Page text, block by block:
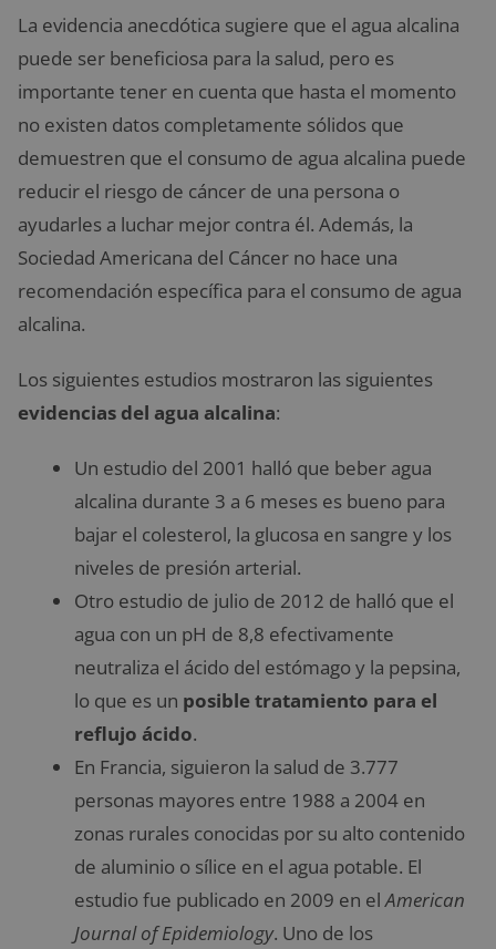
La evidencia anecdótica sugiere que el agua alcalina
puede ser beneficiosa para la salud, pero es
importante tener en cuenta que hasta el momento
no existen datos completamente sólidos que
demuestren que el consumo de agua alcalina puede
reducir el riesgo de cáncer de una persona o
ayudarles a luchar mejor contra él. Además, la
Sociedad Americana del Cáncer no hace una
recomendación específica para el consumo de agua
alcalina.
Los siguientes estudios mostraron las siguientes
evidencias del agua alcalina:
Un estudio del 2001 halló que beber agua
alcalina durante 3 a 6 meses es bueno para
bajar el colesterol, la glucosa en sangre y los
niveles de presión arterial.
Otro estudio de julio de 2012 de halló que el
agua con un pH de 8,8 efectivamente
neutraliza el ácido del estómago y la pepsina,
lo que es un posible tratamiento para el
reflujo ácido.
En Francia, siguieron la salud de 3.777
personas mayores entre 1988 a 2004 en
zonas rurales conocidas por su alto contenido
de aluminio o sílice en el agua potable. El
estudio fue publicado en 2009 en elAmerican
Journal of Epidemiology. Uno de los